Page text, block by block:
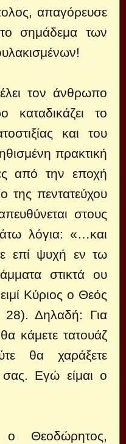
απαγόρευσε
σημάδεμα των
τον άνθρωπο
καταδικάζει το
και του
πρακτική
από την εποχή
της πεντατεύχου
στους
λόγια: «…και
επί ψυχή εν τω
στικτά ου
Κύριος ο Θεός
28). Δηλαδή: Για
κάμετε τατουάζ
θα χαράξετε
Εγώ είμαι ο
Θεοδώρητος,